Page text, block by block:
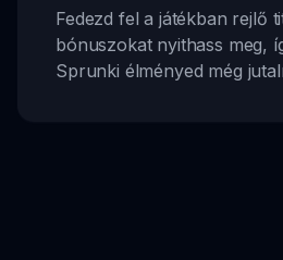
Fedezd fel a játékban rejlő
bónuszokat nyithass meg,
Sprunki élményed még